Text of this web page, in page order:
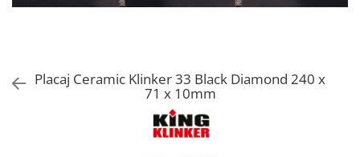
Placaj Ceramic Klinker 33 Black Diamond 240 x
71 x 10mm